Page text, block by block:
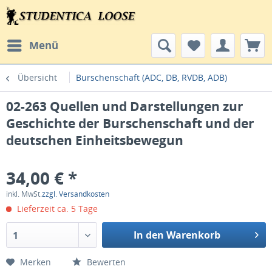
Menü
Übersicht Burschenschaft (ADC, DB, RVDB, ADB)
02-263 Quellen und Darstellungen zur
Geschichte der Burschenschaft und der
deutschen Einheitsbewegun
34,00 € *
inkl. MwSt.zzgl. Versandkosten
Lieferzeit ca. 5 Tage
1 In den Warenkorb
Merken Bewerten